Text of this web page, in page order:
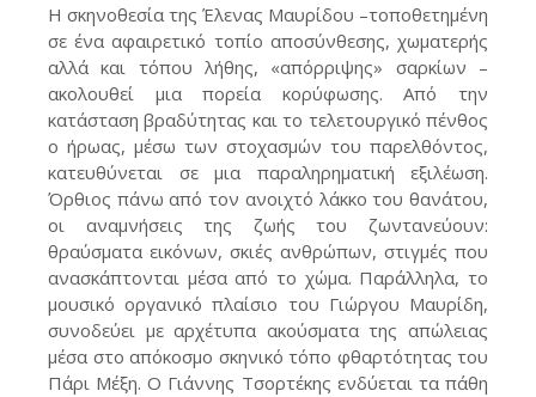
Η σκηνοθεσία της Έλενας Μαυρίδου –τοποθετημένη
σε ένα αφαιρετικό τοπίο αποσύνθεσης, χωματερής
αλλά και τόπου λήθης, «απόρριψης» σαρκίων –
ακολουθεί μια πορεία κορύφωσης. Από την
κατάσταση βραδύτητας και το τελετουργικό πένθος
ο ήρωας, μέσω των στοχασμών του παρελθόντος,
κατευθύνεται σε μια παραληρηματική εξιλέωση.
Όρθιος πάνω από τον ανοιχτό λάκκο του θανάτου,
οι αναμνήσεις της ζωής του ζωντανεύουν:
θραύσματα εικόνων, σκιές ανθρώπων, στιγμές που
ανασκάπτονται μέσα από το χώμα. Παράλληλα, το
μουσικό οργανικό πλαίσιο του Γιώργου Μαυρίδη,
συνοδεύει με αρχέτυπα ακούσματα της απώλειας
μέσα στο απόκοσμο σκηνικό τόπο φθαρτότητας του
Πάρι Μέξη. Ο Γιάννης Τσορτέκης ενδύεται τα πάθη